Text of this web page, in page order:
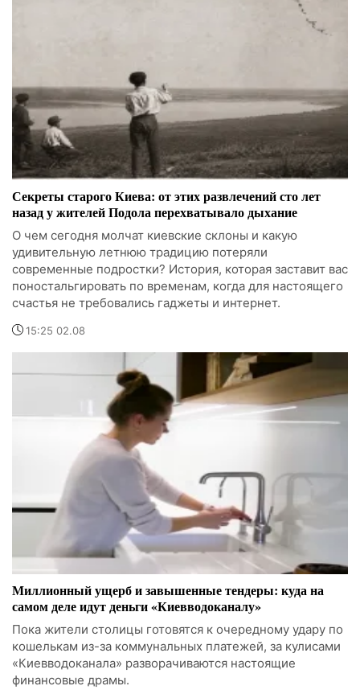
Секреты старого Киева: от этих развлечений сто лет
назад у жителей Подола перехватывало дыхание
О чем сегодня молчат киевские склоны и какую
удивительную летнюю традицию потеряли
современные подростки? История, которая заставит вас
поностальгировать по временам, когда для настоящего
счастья не требовались гаджеты и интернет.
15:25 02.08
Миллионный ущерб и завышенные тендеры: куда на
самом деле идут деньги «Киевводоканалу»
Пока жители столицы готовятся к очередному удару по
кошелькам из-за коммунальных платежей, за кулисами
«Киевводоканала» разворачиваются настоящие
финансовые драмы.